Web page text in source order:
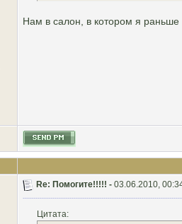
Нам в салон, в котором я раньше
Re: Помогите!!!!! - 03.06.2010,
Цитата: